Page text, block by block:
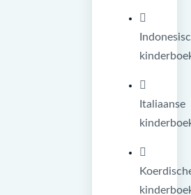
Italiaanse